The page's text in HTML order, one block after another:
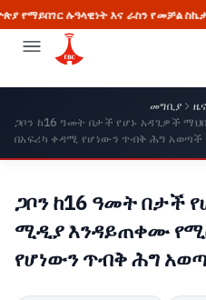
ሉዓላዊነት እና ራስን የመቻል ስኬታማ ጉዞ
መግቢያ ዜና
ጋቦን ከ16 ዓመት በታች የሆኑ አዳጊዎች
በአፍሪካ ቀዳሚ የሆነውን ጥብቅ ሕግ አወጣች
ጋቦን ከ16 ዓመት በታች
ሚዲያ እንዳይጠቀሙ
የሆነውን ጥብቅ ሕግ